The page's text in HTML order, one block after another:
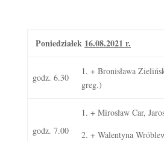
Poniedziałek 16.08.2021 r.
godz. 6.30
1. + Bronisława
greg.)
godz. 7.00
1. + Mirosław Car,
2. + Walentyna